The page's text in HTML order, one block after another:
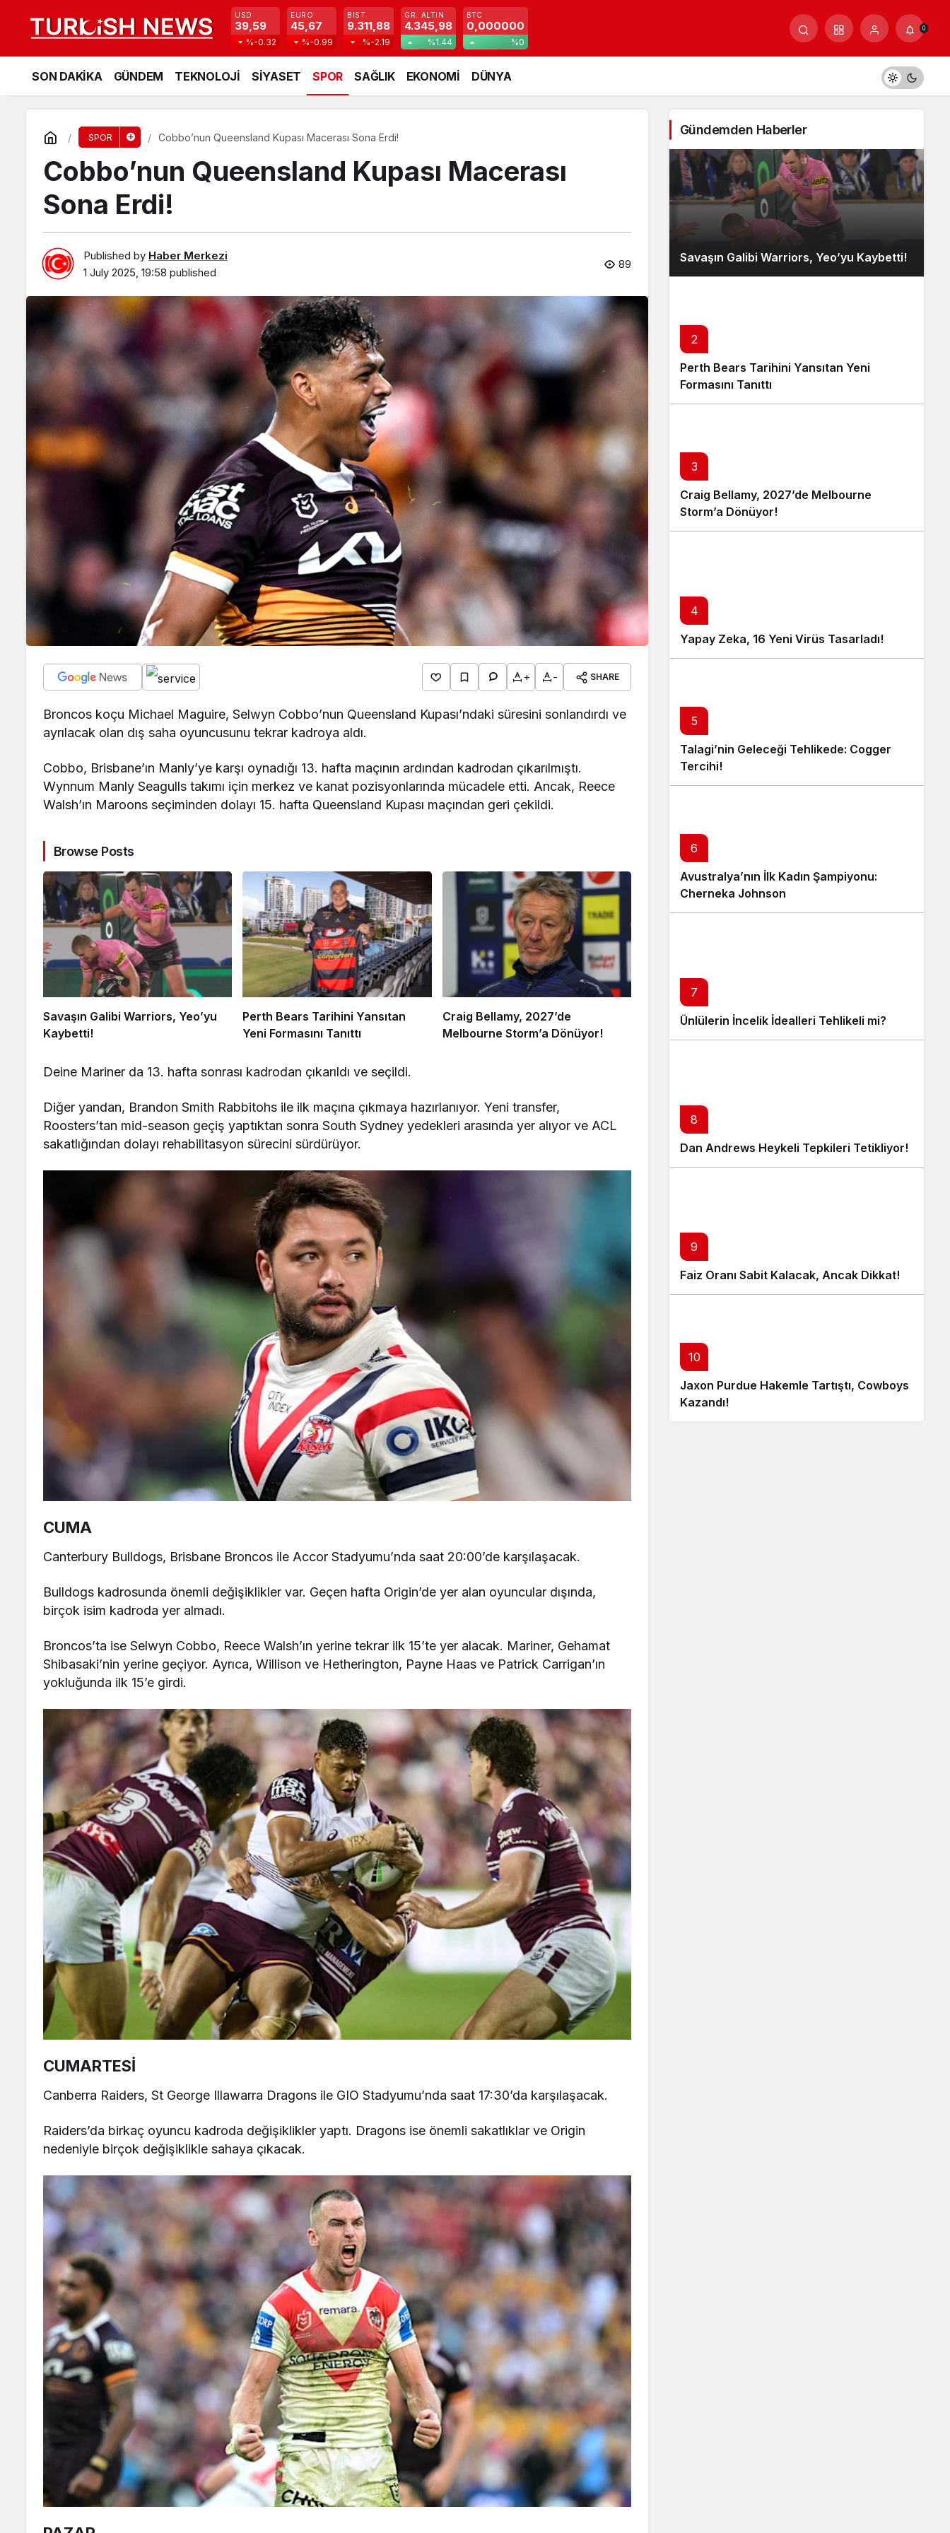
USD
39,59
%-0.32
EURO
45,67
%-0.99
BIST
9.311,88
%-2.19
GR. ALTIN
4.345,98
%1.44
BTC
0,000000
%0
0
SON DAKİKA GÜNDEM TEKNOLOJİ SİYASET SPOR SAĞLIK EKONOMİ DÜNYA
SPOR Cobbo’nun Queensland Kupası Macerası Sona Erdi!
Cobbo’nun Queensland Kupası Macerası
Sona Erdi!
Published by Haber Merkezi
1 July 2025, 19:58 published
89
+ - SHARE
Broncos koçu Michael Maguire, Selwyn Cobbo’nun Queensland Kupası’ndaki süresini sonlandırdı ve
ayrılacak olan dış saha oyuncusunu tekrar kadroya aldı.
Cobbo, Brisbane’ın Manly’ye karşı oynadığı 13. hafta maçının ardından kadrodan çıkarılmıştı.
Wynnum Manly Seagulls takımı için merkez ve kanat pozisyonlarında mücadele etti. Ancak, Reece
Walsh’ın Maroons seçiminden dolayı 15. hafta Queensland Kupası maçından geri çekildi.
Browse Posts
Savaşın Galibi Warriors, Yeo’yu
Kaybetti!
Perth Bears Tarihini Yansıtan
Yeni Formasını Tanıttı
Craig Bellamy, 2027’de
Melbourne Storm’a Dönüyor!
Deine Mariner da 13. hafta sonrası kadrodan çıkarıldı ve seçildi.
Diğer yandan, Brandon Smith Rabbitohs ile ilk maçına çıkmaya hazırlanıyor. Yeni transfer,
Roosters’tan mid-season geçiş yaptıktan sonra South Sydney yedekleri arasında yer alıyor ve ACL
sakatlığından dolayı rehabilitasyon sürecini sürdürüyor.
CUMA
Canterbury Bulldogs, Brisbane Broncos ile Accor Stadyumu’nda saat 20:00’de karşılaşacak.
Bulldogs kadrosunda önemli değişiklikler var. Geçen hafta Origin’de yer alan oyuncular dışında,
birçok isim kadroda yer almadı.
Broncos’ta ise Selwyn Cobbo, Reece Walsh’ın yerine tekrar ilk 15’te yer alacak. Mariner, Gehamat
Shibasaki’nin yerine geçiyor. Ayrıca, Willison ve Hetherington, Payne Haas ve Patrick Carrigan’ın
yokluğunda ilk 15’e girdi.
CUMARTESİ
Canberra Raiders, St George Illawarra Dragons ile GIO Stadyumu’nda saat 17:30’da karşılaşacak.
Raiders’da birkaç oyuncu kadroda değişiklikler yaptı. Dragons ise önemli sakatlıklar ve Origin
nedeniyle birçok değişiklikle sahaya çıkacak.
Gündemden Haberler
Savaşın Galibi Warriors, Yeo’yu Kaybetti!
2
Perth Bears Tarihini Yansıtan Yeni
Formasını Tanıttı
3
Craig Bellamy, 2027’de Melbourne
Storm’a Dönüyor!
4
Yapay Zeka, 16 Yeni Virüs Tasarladı!
5
Talagi’nin Geleceği Tehlikede: Cogger
Tercihi!
6
Avustralya’nın İlk Kadın Şampiyonu:
Cherneka Johnson
7
Ünlülerin İncelik İdealleri Tehlikeli mi?
8
Dan Andrews Heykeli Tepkileri Tetikliyor!
9
Faiz Oranı Sabit Kalacak, Ancak Dikkat!
10
Jaxon Purdue Hakemle Tartıştı, Cowboys
Kazandı!